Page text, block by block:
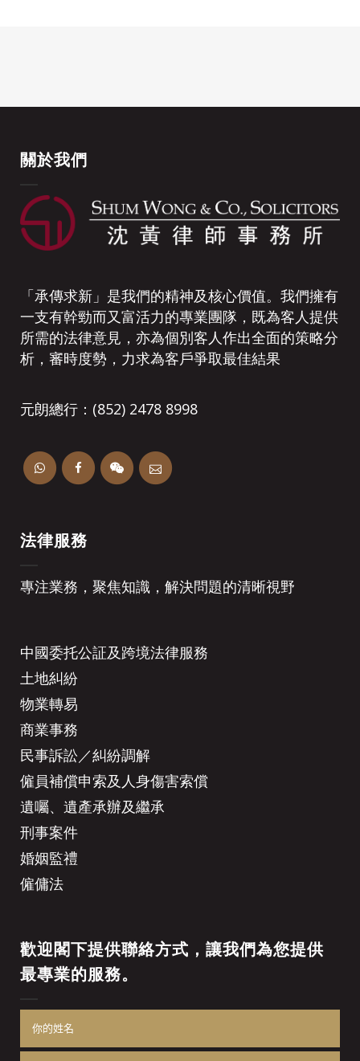
關於我們
「承傳求新」是我們的精神及核心價值。我們擁有
一支有幹勁而又富活力的專業團隊，既為客人提供
所需的法律意見，亦為個別客人作出全面的策略分
析，審時度勢，力求為客戶爭取最佳結果
元朗總行：(852) 2478 8998
法律服務
專注業務，聚焦知識，解決問題的清晰視野
中國委托公証及跨境法律服務
土地糾紛
物業轉易
商業事務
民事訴訟／糾紛調解
僱員補償申索及人身傷害索償
遺囑、遺產承辦及繼承
刑事案件
婚姻監禮
僱傭法
歡迎閣下提供聯絡方式，讓我們為您提供
最專業的服務。